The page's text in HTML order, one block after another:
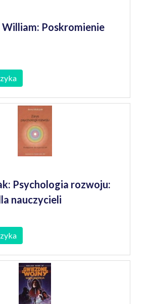
William: Poskromienie
Psychologia rozwoju:
nauczycieli